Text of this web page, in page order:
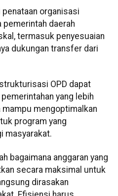
organisasi
pemerintah daerah
termasuk penyesuaian
dukungan transfer dari
OPD dapat
yang lebih
mengoptimalkan
program yang
masyarakat.
bagaimana anggaran yang
secara maksimal untuk
dirasakan